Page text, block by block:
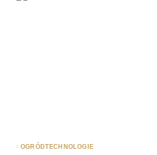
OGRÓDTECHNOLOGIE